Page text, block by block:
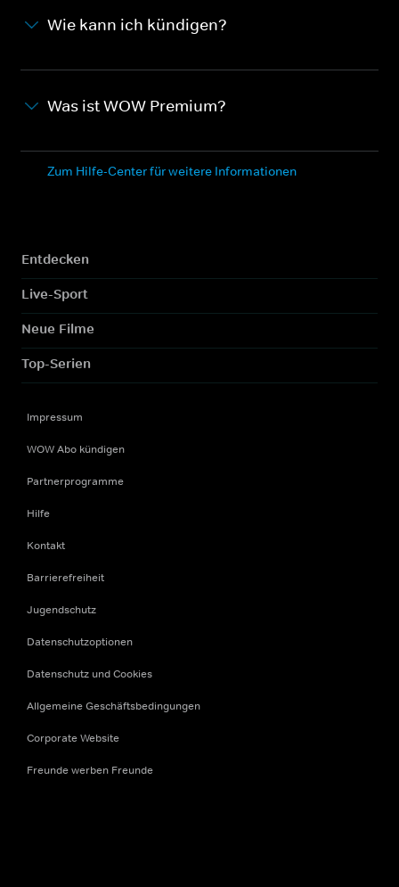
Wie kann ich kündigen?
Was ist WOW Premium?
Zum Hilfe-Center für weitere Informationen
Entdecken
Live-Sport
Neue Filme
Top-Serien
Impressum
WOW Abo kündigen
Partnerprogramme
Hilfe
Kontakt
Barrierefreiheit
Jugendschutz
Datenschutzoptionen
Datenschutz und Cookies
Allgemeine Geschäftsbedingungen
Corporate Website
Freunde werben Freunde